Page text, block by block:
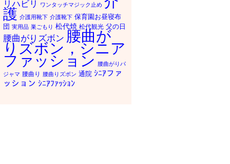
リハビリ ワンタッチマジック止め
護 介護用靴下 介護靴下 保育園お昼寝布
団 実用品 巣ごもり 松代焼 松代観光 父の日
腰曲がりズボン 腰曲が
りズボン，シニア
ファッション
腰曲がりパ
ジャマ 腰曲り 腰曲りズボン 通院 ｼﾆｱファ
ッション ｼﾆｱﾌｧｯｼｮﾝ